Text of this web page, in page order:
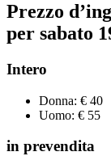
Prezzo
per sabato
Intero
Donna: € 40
Uomo: € 55
in prevendita